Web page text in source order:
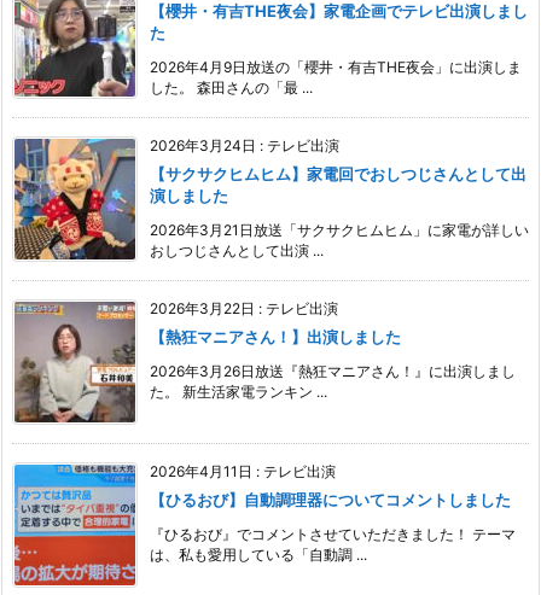
【櫻井・有吉THE夜会】家電企画でテレビ出演しまし
た
2026年4月9日放送の「櫻井・有吉THE夜会」に出演しま
した。 森田さんの「最 ...
2026年3月24日 : テレビ出演
【サクサクヒムヒム】家電回でおしつじさんとして出
演しました
2026年3月21日放送「サクサクヒムヒム」に家電が詳しい
おしつじさんとして出演 ...
2026年3月22日 : テレビ出演
【熱狂マニアさん！】出演しました
2026年3月26日放送『熱狂マニアさん！』に出演しまし
た。 新生活家電ランキン ...
2026年4月11日 : テレビ出演
【ひるおび】自動調理器についてコメントしました
『ひるおび』でコメントさせていただきました！ テーマ
は、私も愛用している「自動調 ...